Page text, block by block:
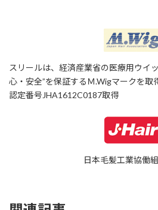
スリールは、経済産業省の医療用ウイ
心・安全”を保証するＭ.Wigマークを取
認定番号JHA1612C0187取得
日本毛髪工業協働